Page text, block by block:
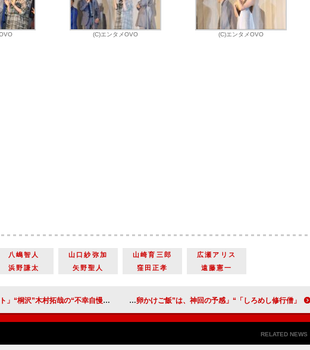
(C)エンタメOVO (C)エンタメOVO
八嶋智人 山口紗弥加 山崎育三郎
広瀬アリス
浜野謙太 矢野聖人 窪田正孝 遠藤憲一
自慢対決”に反響 「かっこ良過ぎた」「桐沢コーチの言葉が心に響いた」 「しろめし修行僧」“たくあん”岡部大がまたも失恋 「来週の“究極の卵かけご飯”は、神回の予感」
RELATED NEWS